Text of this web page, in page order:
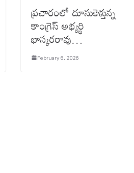
ప్రచారంలో దూసుకెళ్తున్న
కాంగ్రెస్ అభ్యర్థి
భాస్కరరావు…
February 6, 2026